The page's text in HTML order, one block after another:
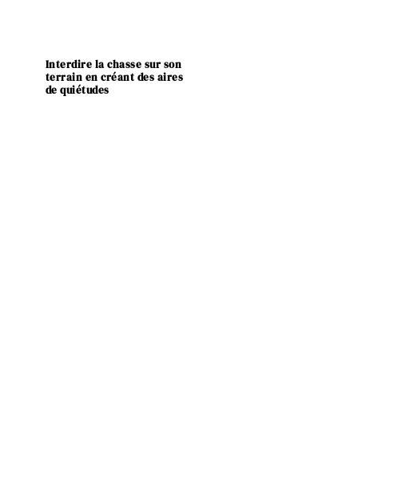
Interdire la chasse sur son
terrain en créant des aires
de quiétudes